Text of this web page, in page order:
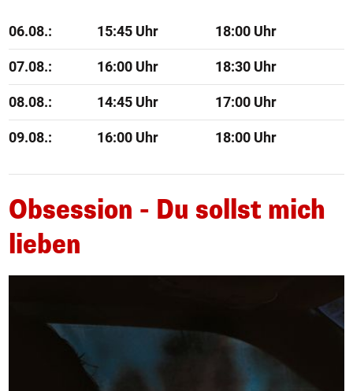
06.08.: 15:45 Uhr 18:00 Uhr
07.08.: 16:00 Uhr 18:30 Uhr
08.08.: 14:45 Uhr 17:00 Uhr
09.08.: 16:00 Uhr 18:00 Uhr
Obsession - Du sollst mich
lieben